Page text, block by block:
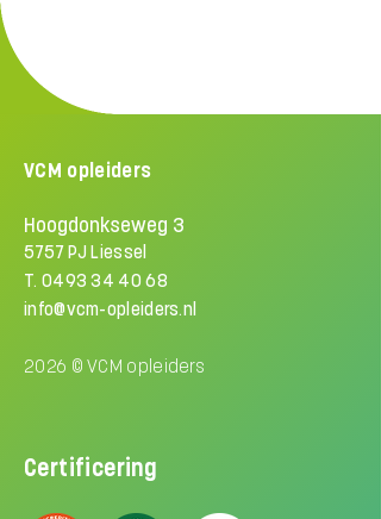
VCM opleiders
Hoogdonkseweg 3
5757 PJ Liessel
T. 0493 34 40 68
info@vcm-opleiders.nl
2026 © VCM opleiders
Certificering